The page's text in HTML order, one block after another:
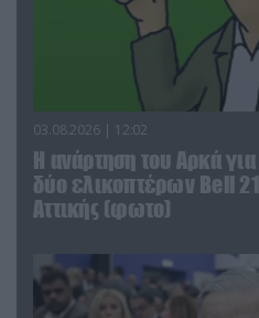
03.08.2026 | 12:02
Η ανάρτηση του Αρκά
δύο ελικοπτέρων Bell
Αττικής (φωτο)